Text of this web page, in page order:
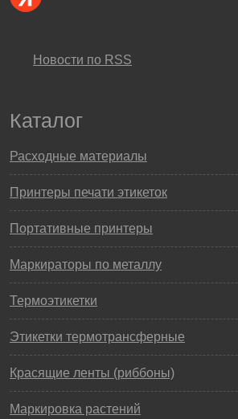
Новости по RSS
Каталог
Расходные материалы
Принтеры печати этикеток
Портативные принтеры
Маркираторы по металлу
Термоэтикетки
Этикетки термотрансферные
Красящие ленты (риббоны)
Маркировка растений